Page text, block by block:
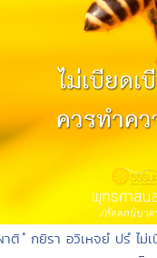
าติ ํ กยิรา อวิเหจยํ ปรํ ไม่